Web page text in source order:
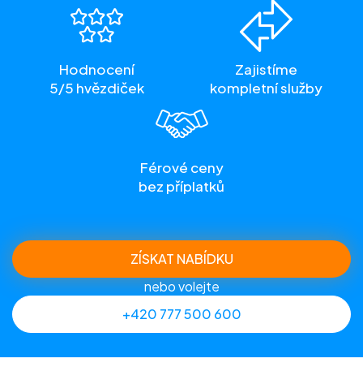
Hodnocení
5/5 hvězdiček
Zajistíme
kompletní služby
Férové ceny
bez příplatků
ZÍSKAT NABÍDKU
nebo volejte
+420 777 500 600